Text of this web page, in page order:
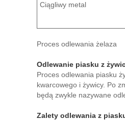
Ciągliwy metal
Proces odlewania żelaza
Odlewanie piasku z
Proces odlewania piasku
kwarcowego i żywicy. Po
będą zwykle nazywane
Zalety odlewania z